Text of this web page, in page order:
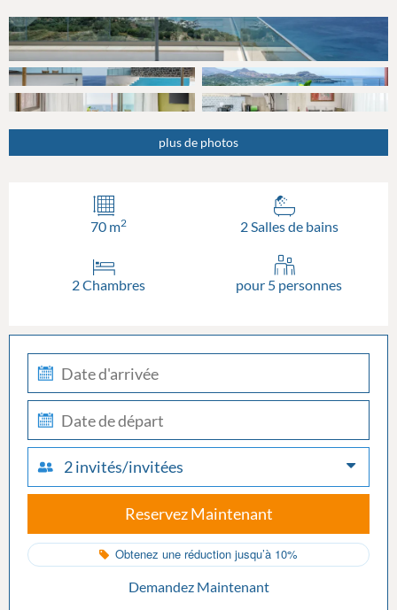
plus de photos
70 m2 2 Salles de bains
2 Chambres pour 5 personnes
check-
in
check-
out
2 invités/invitées
Reservez Maintenant
Obtenez une réduction jusqu’à 10%
Demandez Maintenant